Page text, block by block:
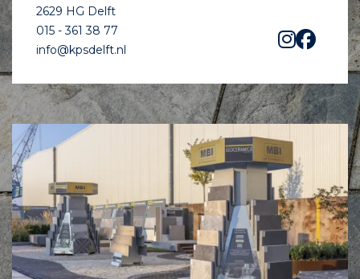
2629 HG Delft
015 - 361 38 77
info@kpsdelft.nl